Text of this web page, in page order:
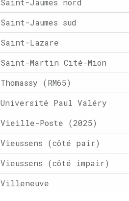
Saint-Jaumes nord
Saint-Jaumes sud
Saint-Lazare
Saint-Martin Cité-Mion
Thomassy (RM65)
Université Paul Valéry
Vieille-Poste (2025)
Vieussens (côté pair)
Vieussens (côté impair)
Villeneuve